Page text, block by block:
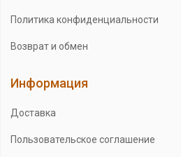
Политика конфиденциальности
Возврат и обмен
Информация
Доставка
Пользовательское соглашение